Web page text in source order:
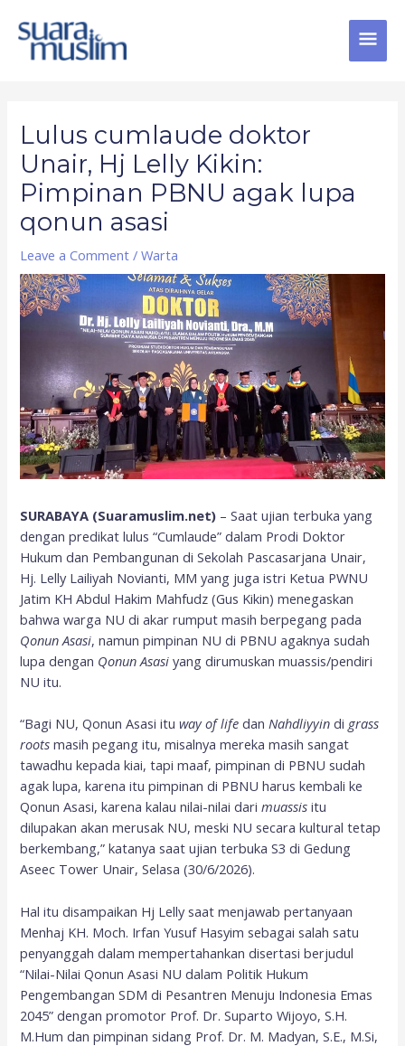
content
Lulus cumlaude doktor
Unair, Hj Lelly Kikin:
Pimpinan PBNU agak lupa
qonun asasi
Leave a Comment /Warta
SURABAYA (Suaramuslim.net) – Saat ujian terbuka yang
dengan predikat lulus “Cumlaude” dalam Prodi Doktor
Hukum dan Pembangunan di Sekolah Pascasarjana Unair,
Hj. Lelly Lailiyah Novianti, MM yang juga istri Ketua PWNU
Jatim KH Abdul Hakim Mahfudz (Gus Kikin) menegaskan
bahwa warga NU di akar rumput masih berpegang pada
Qonun Asasi, namun pimpinan NU di PBNU agaknya sudah
lupa dengan Qonun Asasi yang dirumuskan muassis/pendiri
NU itu.
“Bagi NU, Qonun Asasi ituway of life danNahdliyyin di grass
roots masih pegang itu, misalnya mereka masih sangat
tawadhu kepada kiai, tapi maaf, pimpinan di PBNU sudah
agak lupa, karena itu pimpinan di PBNU harus kembali ke
Qonun Asasi, karena kalau nilai-nilai darimuassis itu
dilupakan akan merusak NU, meski NU secara kultural tetap
berkembang,” katanya saat ujian terbuka S3 di Gedung
Aseec Tower Unair, Selasa (30/6/2026).
Hal itu disampaikan Hj Lelly saat menjawab pertanyaan
Menhaj KH. Moch. Irfan Yusuf Hasyim sebagai salah satu
penyanggah dalam mempertahankan disertasi berjudul
“Nilai-Nilai Qonun Asasi NU dalam Politik Hukum
Pengembangan SDM di Pesantren Menuju Indonesia Emas
2045” dengan promotor Prof. Dr. Suparto Wijoyo, S.H.
M.Hum dan pimpinan sidang Prof. Dr. M. Madyan, S.E., M.Si,